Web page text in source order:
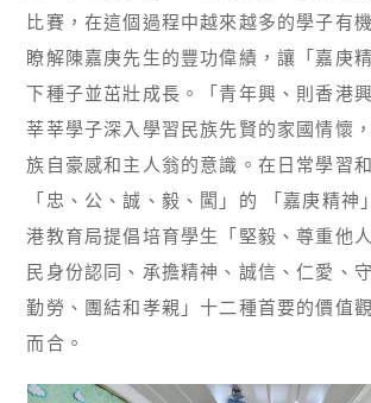
比賽，在這個過程中越來越多的學子有
瞭解陳嘉庚先生的豐功偉績，讓「嘉庚
下種子並茁壯成長。「青年興、則香港
莘莘學子深入學習民族先賢的家國情懷
族自豪感和主人翁的意識。在日常學習
「忠、公、誠、毅、闖」的 「嘉庚精神
港教育局提倡培育學生「堅毅、尊重他
民身份認同、承擔精神、誠信、仁愛、
勤勞、團結和孝親」十二種首要的價值
而合。